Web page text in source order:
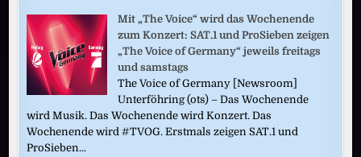
Mit „The Voice“ wird das Wochenende
zum Konzert: SAT.1 und ProSieben zeigen
„The Voice of Germany“ jeweils freitags
und samstags
The Voice of Germany [Newsroom]
Unterföhring (ots) – Das Wochenende
wird Musik. Das Wochenende wird Konzert. Das
Wochenende wird #TVOG. Erstmals zeigen SAT.1 und
ProSieben...